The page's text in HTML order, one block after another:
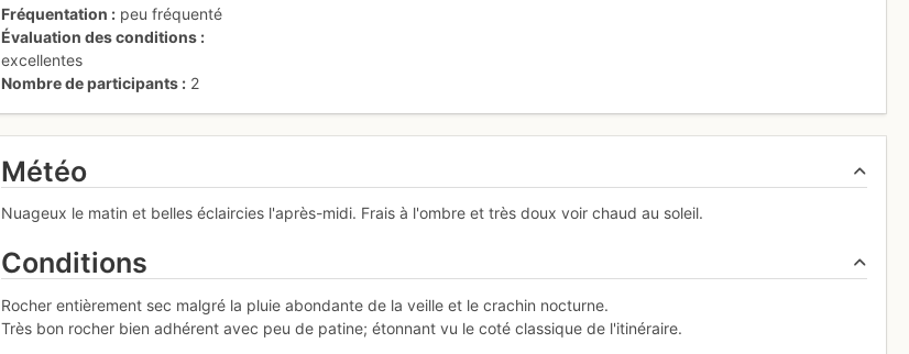
Fréquentation
peu fréquenté
Évaluation des conditions
excellentes
Nombre de participants
2
Météo
Nuageux le matin et belles éclaircies l'après-midi. Frais à l'ombre et très doux voir chaud au soleil.
Conditions
Rocher entièrement sec malgré la pluie abondante de la veille et le crachin nocturne.
Très bon rocher bien adhérent avec peu de patine; étonnant vu le coté classique de l'itinéraire.